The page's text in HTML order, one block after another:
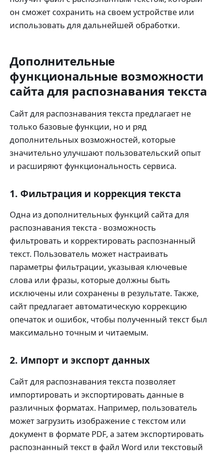
он сможет сохранить на своем устройстве или
использовать для дальнейшей обработки.
Дополнительные
функциональные возможности
сайта для распознавания текста
Сайт для распознавания текста предлагает не
только базовые функции, но и ряд
дополнительных возможностей, которые
значительно улучшают пользовательский опыт
и расширяют функциональность сервиса.
1. Фильтрация и коррекция текста
Одна из дополнительных функций сайта для
распознавания текста - возможность
фильтровать и корректировать распознанный
текст. Пользователь может настраивать
параметры фильтрации, указывая ключевые
слова или фразы, которые должны быть
исключены или сохранены в результате. Также,
сайт предлагает автоматическую коррекцию
опечаток и ошибок, чтобы полученный текст был
максимально точным и читаемым.
2. Импорт и экспорт данных
Сайт для распознавания текста позволяет
импортировать и экспортировать данные в
различных форматах. Например, пользователь
может загрузить изображение с текстом или
документ в формате PDF, а затем экспортировать
распознанный текст в файл Word или текстовый